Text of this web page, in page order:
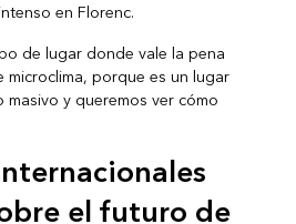
en Florenc.
de lugar donde vale la pena
porque es un lugar
y queremos ver cómo
el futuro de